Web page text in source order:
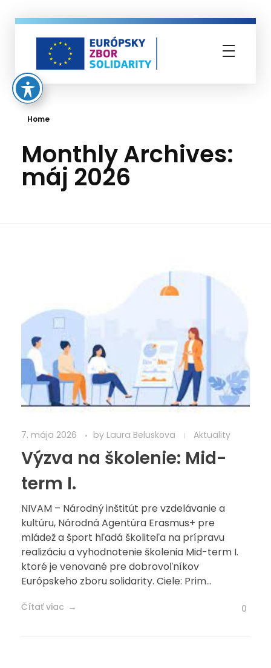
Home
Monthly Archives:
máj 2026
7. mája 2026 by Laura Beluskova Aktuality
Výzva na školenie: Mid-
term I.
NIVAM – Národný inštitút pre vzdelávanie a
kultúru, Národná Agentúra Erasmus+ pre
mládež a šport hľadá školiteľa na prípravu
realizáciu a vyhodnotenie školenia Mid-term I.
ktoré je venované pre dobrovoľníkov
Európskeho zboru solidarity. Ciele: Prim...
Čítať viac 0